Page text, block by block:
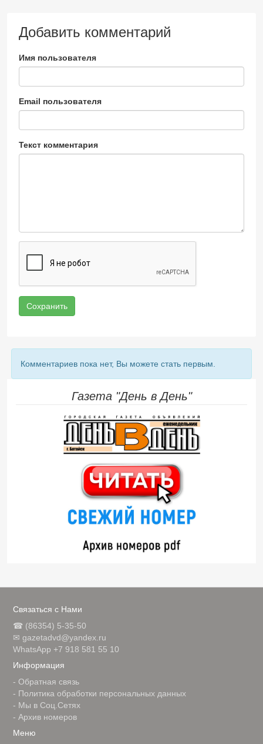
Добавить комментарий
Имя пользователя
Email пользователя
Текст комментария
Сохранить
Комментариев пока нет, Вы можете стать первым.
Газета "День в День"
Связаться с Нами
☎ (86354) 5-35-50
✉ gazetadvd@yandex.ru
WhatsApp +7 918 581 55 10
Информация
- Обратная связь
- Политика обработки персональных данных
- Мы в Соц.Сетях
- Архив номеров
Меню